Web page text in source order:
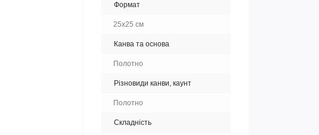
Формат
25x25 см
Канва та основа
Полотно
Різновиди канви, каунт
Полотно
Складність